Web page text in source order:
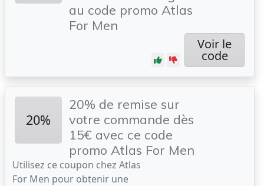
au code promo Atlas
For Men
Voir le
code
20%
20% de remise sur
votre commande dès
15€ avec ce code
promo Atlas For Men
Utilisez ce coupon chez Atlas
For Men pour obtenir une